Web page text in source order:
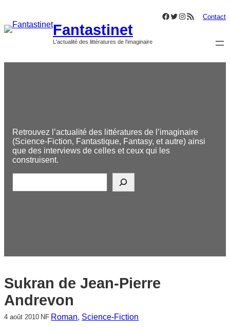
contenu
Fantastinet
L'actualité des littératures de l'imaginaire
Facebook
Twitter
Instagram
Flux RSSContact
Retrouvez l’actualité des littératures de l’imaginaire
(Science-Fiction, Fantastique, Fantasy, et autre) ainsi
que des interviews de celles et ceux qui les
construisent.
Sukran de Jean-Pierre
Andrevon
4 août 2010 NF Roman, Science-Fiction